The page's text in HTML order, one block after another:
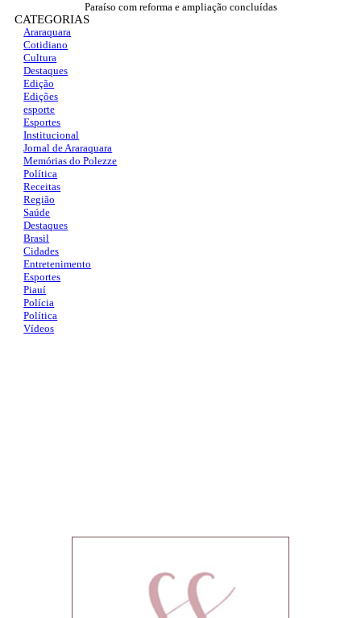
Paraíso com reforma e ampliação concluídas
CATEGORIAS
Araraquara
Cotidiano
Cultura
Destaques
Edição
Edições
esporte
Esportes
Institucional
Jornal de Araraquara
Memórias do Polezze
Política
Receitas
Região
Saúde
Destaques
Brasil
Cidades
Entretenimento
Esportes
Piauí
Polícia
Política
Vídeos